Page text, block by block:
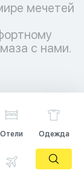
мечетей
с нами.
Отели Одежда